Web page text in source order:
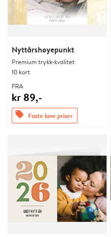
Nyttårshøyepunkt
Premium trykk-kvalitet
10 kort
FRA
kr 89,-
offers Faste lave priser